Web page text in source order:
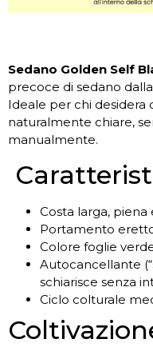
Sedano Golden Self
precoce di sedano
Ideale per chi desidera
naturalmente chiare,
manualmente.
Costa larga, piena
Portamento
Colore foglie
Autocancellante
schiarisce senza
Ciclo colturale